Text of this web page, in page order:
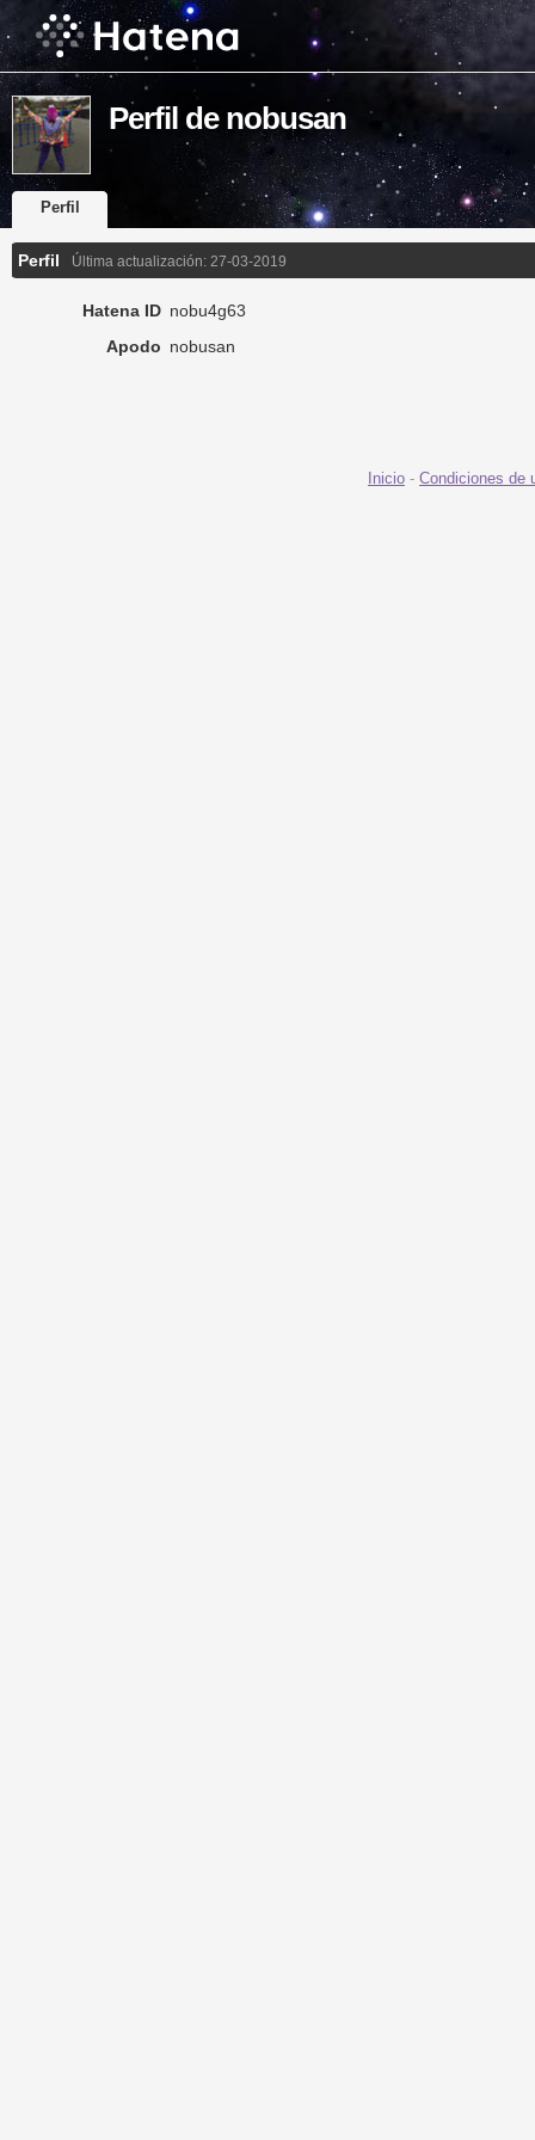
Perfil de nobusan
Perfil
Perfil Última actualización: 27-03-2019
Hatena ID nobu4g63
Apodo nobusan
Inicio - Condiciones de